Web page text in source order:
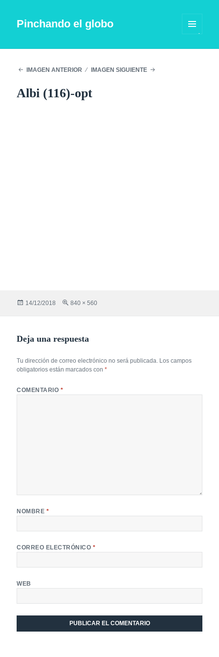
Pinchando el globo
WIDGETS
IMAGEN ANTERIOR IMAGEN SIGUIENTE
Albi (116)-opt
Publicado
14/12/2018
Tamaño
840 × 560
Deja una respuesta
Tu dirección de correo electrónico no será publicada. Los campos
obligatorios están marcados con*
COMENTARIO *
NOMBRE *
CORREO ELECTRÓNICO *
WEB